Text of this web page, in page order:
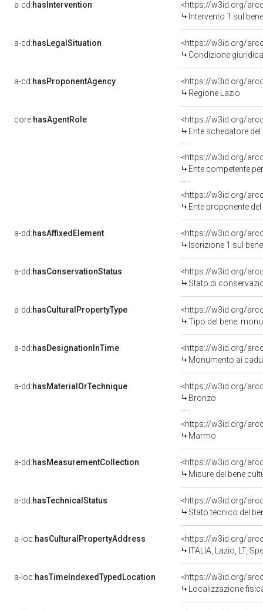
a-cd:hasIntervention
<https://w3id.org/
Intervento 1 sul
a-cd:hasLegalSituation
Condizione
a-cd:hasProponentAgency
<https://w3id.org/
Regione Lazio
core:hasAgentRole
<https://w3id.org/
Ente schedatore del bene
<https://w3id.org/
Ente competente per tutela del
<https://w3id.org/
Ente proponente
a-dd:hasAffixedElement
<https://w3id.org/
Iscrizione 1 sul
a-dd:hasConservationStatus
<https://w3id.org/
Stato di
a-dd:hasCulturalPropertyType
<https://w3id.org/
Tipo del bene:
a-dd:hasDesignationInTime
Monumento ai
a-dd:hasMaterialOrTechnique
<https://w3id.org/
Bronzo
<https://w3id.org/
Marmo
a-dd:hasMeasurementCollection
<https://w3id.org/
Misure del bene
a-dd:hasTechnicalStatus
<https://w3id.org/
Stato tecnico del
a-loc:hasCulturalPropertyAddress
<https://w3id.org/
ITALIA, Lazio, LT,
a-loc:hasTimeIndexedTypedLocation
<https://w3id.org/
Localizzazione